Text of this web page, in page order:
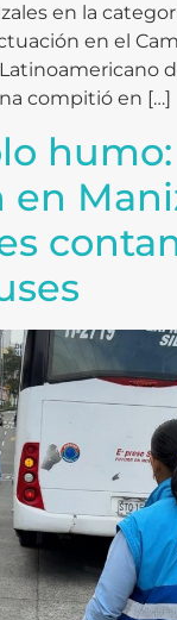
en la
en el
compitió en […]